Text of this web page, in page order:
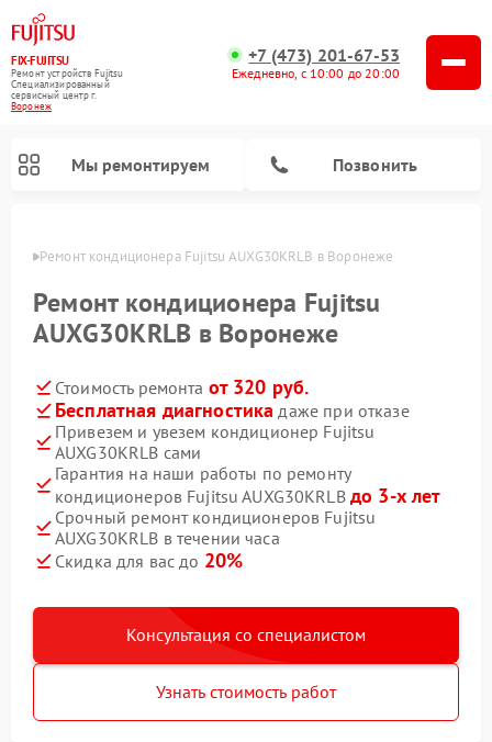
FIX-FUJITSU
Ремонт устройств Fujitsu
Специализированный
cервисный центр г.
Воронеж
+7 (473) 201-67-53
Ежедневно, с 10:00 до 20:00
Мы ремонтируем Позвонить
Ремонт кондиционера Fujitsu AUXG30KRLB в Воронеже
Ремонт кондиционера Fujitsu
AUXG30KRLB в Воронеже
Стоимость ремонта от 320 руб.
Бесплатная диагностика даже при отказе
Привезем и увезем кондиционер Fujitsu
AUXG30KRLB сами
Гарантия на наши работы по ремонту
кондиционеров Fujitsu AUXG30KRLB до 3-х лет
Срочный ремонт кондиционеров Fujitsu
AUXG30KRLB в течении часа
Скидка для вас до 20%
Консультация со специалистом
Узнать стоимость работ